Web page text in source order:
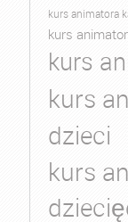
kurs animatora
kurs
kurs
kurs
dzieci
kurs